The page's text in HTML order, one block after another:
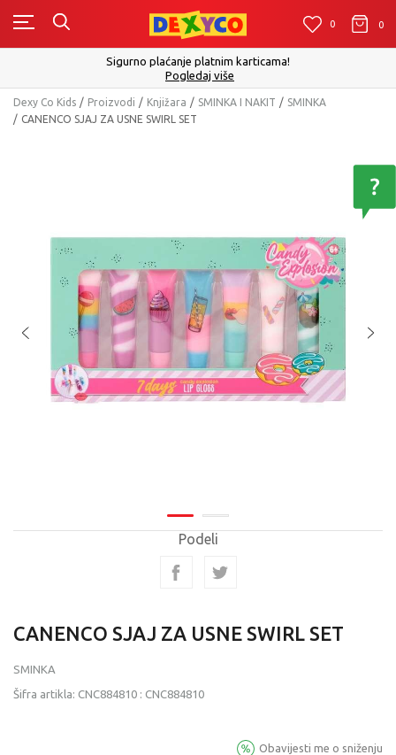
0 0
Sigurno plaćanje platnim karticama!
Pogledaj više
Dexy Co Kids Proizvodi Knjižara SMINKA I NAKIT
SMINKA
CANENCO SJAJ ZA USNE SWIRL SET
Podeli
CANENCO SJAJ ZA USNE SWIRL SET
SMINKA
Šifra artikla: CNC884810 : CNC884810
Obavijesti me o sniženju